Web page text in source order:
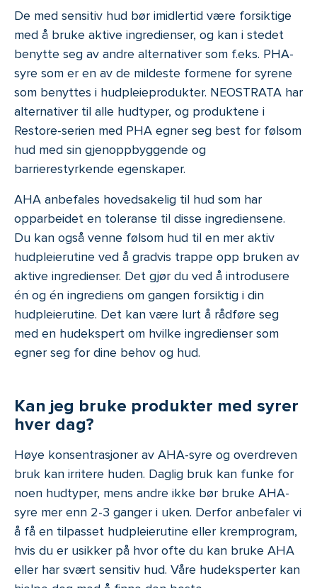
De med sensitiv hud bør imidlertid være forsiktige
med å bruke aktive ingredienser, og kan i stedet
benytte seg av andre alternativer som f.eks. PHA-
syre som er en av de mildeste formene for syrene
som benyttes i hudpleieprodukter. NEOSTRATA har
alternativer til alle hudtyper, og produktene i
Restore-serien med PHA egner seg best for følsom
hud med sin gjenoppbyggende og
barrierestyrkende egenskaper.
AHA anbefales hovedsakelig til hud som har
opparbeidet en toleranse til disse ingrediensene.
Du kan også venne følsom hud til en mer aktiv
hudpleierutine ved å gradvis trappe opp bruken av
aktive ingredienser. Det gjør du ved å introdusere
én og én ingrediens om gangen forsiktig i din
hudpleierutine. Det kan være lurt å rådføre seg
med en hudekspert om hvilke ingredienser som
egner seg for dine behov og hud.
Kan jeg bruke produkter med syrer
hver dag?
Høye konsentrasjoner av AHA-syre og overdreven
bruk kan irritere huden. Daglig bruk kan funke for
noen hudtyper, mens andre ikke bør bruke AHA-
syre mer enn 2-3 ganger i uken. Derfor anbefaler vi
å få en tilpasset hudpleierutine eller kremprogram,
hvis du er usikker på hvor ofte du kan bruke AHA
eller har svært sensitiv hud. Våre hudeksperter kan